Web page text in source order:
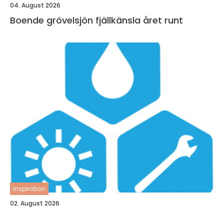
04. August 2026
Boende grövelsjön fjällkänsla året runt
inspiration
02. August 2026